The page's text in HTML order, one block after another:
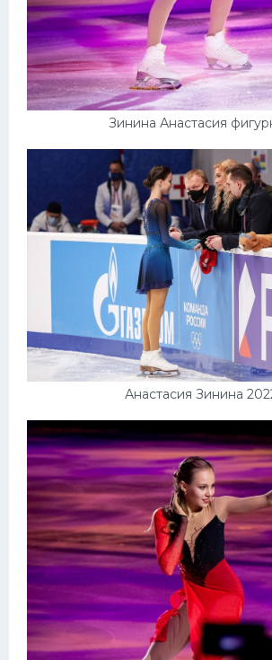
Зинина Анастасия
Анастасия Зинина